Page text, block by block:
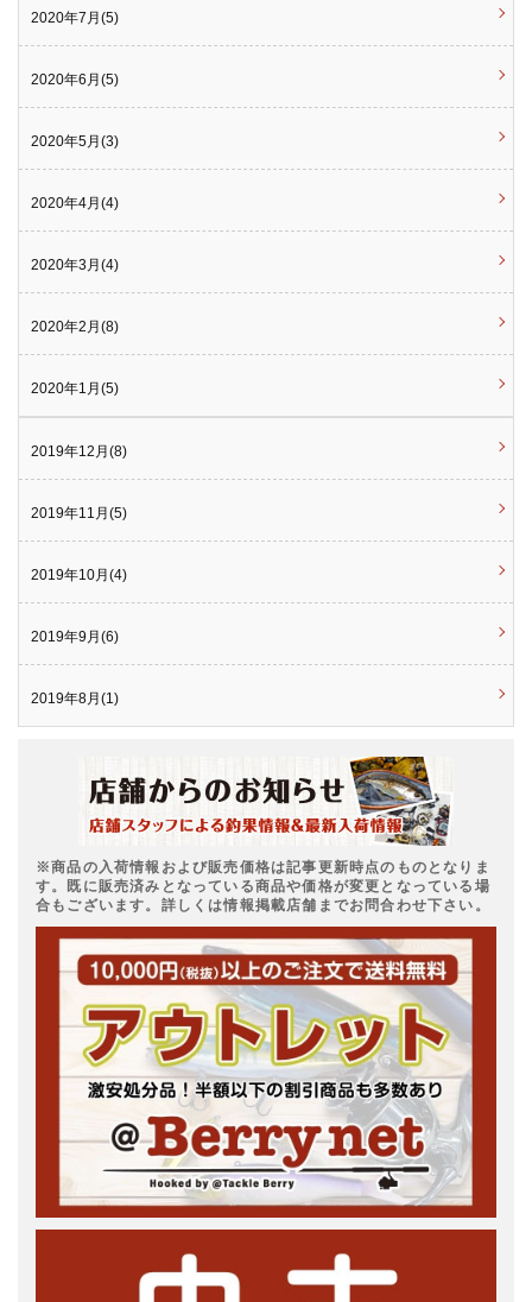
2020年7月(5)
2020年6月(5)
2020年5月(3)
2020年4月(4)
2020年3月(4)
2020年2月(8)
2020年1月(5)
2019年12月(8)
2019年11月(5)
2019年10月(4)
2019年9月(6)
2019年8月(1)
※商品の入荷情報および販売価格は記事更新時点のものとなりま
す。既に販売済みとなっている商品や価格が変更となっている場
合もございます。詳しくは情報掲載店舗までお問合わせ下さい。